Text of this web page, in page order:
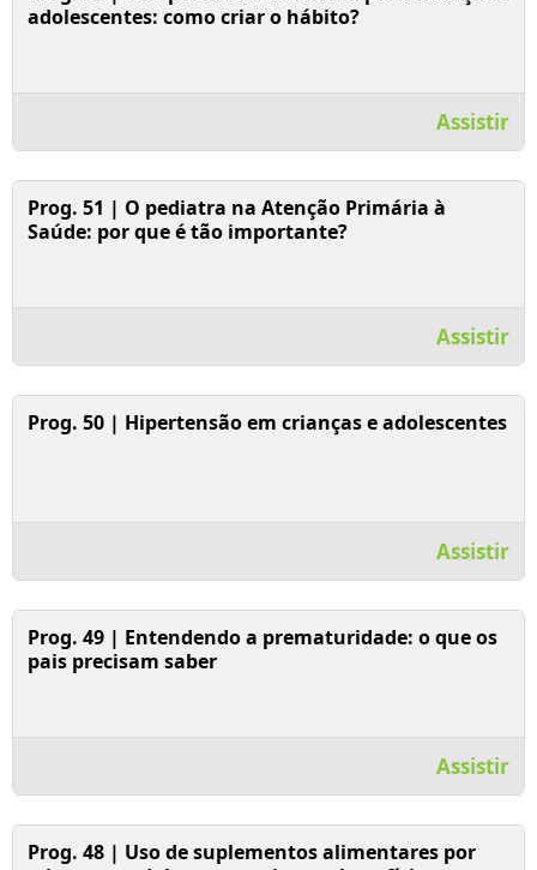
adolescentes: como criar o hábito?
Assistir
Prog. 51 | O pediatra na Atenção Primária à
Saúde: por que é tão importante?
Assistir
Prog. 50 | Hipertensão em crianças e adolescentes
Assistir
Prog. 49 | Entendendo a prematuridade: o que os
pais precisam saber
Assistir
Prog. 48 | Uso de suplementos alimentares por